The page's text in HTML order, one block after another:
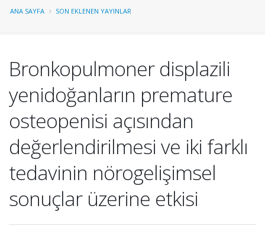
ANA SAYFA SON EKLENEN YAYINLAR
Bronkopulmoner displazili
yenidoğanların premature
osteopenisi açısından
değerlendirilmesi ve iki farklı
tedavinin nörogelişimsel
sonuçlar üzerine etkisi